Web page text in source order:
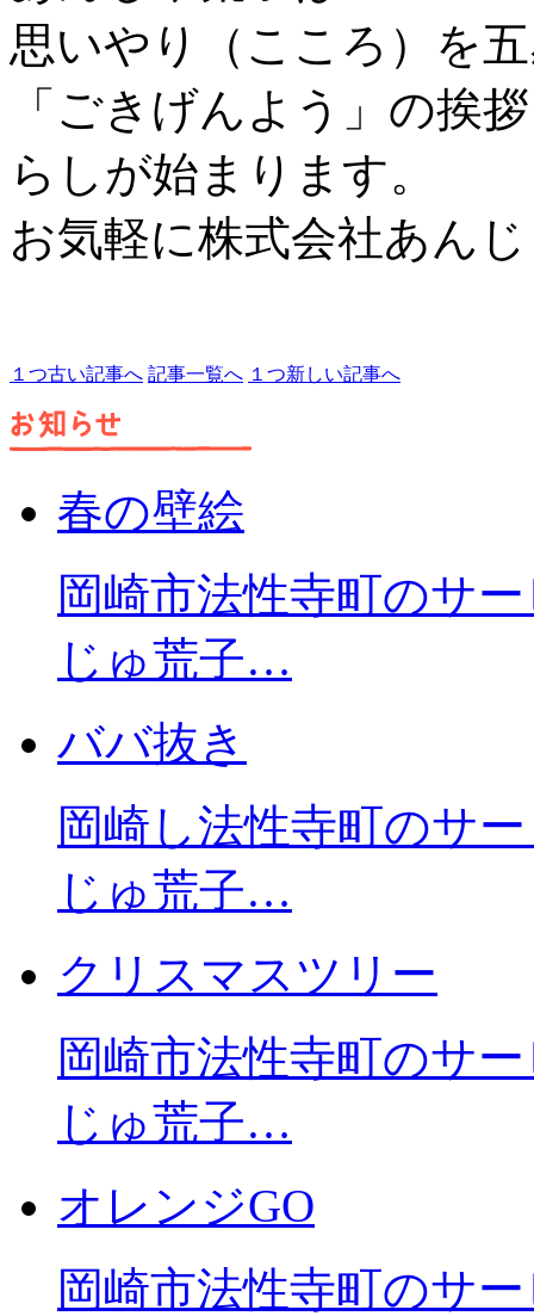
思いやり（こころ）を
「ごきげんよう」の挨
らしが始まります。
お気軽に株式会社あん
１つ古い記事へ 記事一覧へ １つ新しい記事へ
春の壁絵
岡崎市法性寺町のサ
じゅ荒子…
ババ抜き
岡崎し法性寺町のサ
じゅ荒子…
クリスマスツリー
岡崎市法性寺町のサ
じゅ荒子…
オレンジGO
岡崎市法性寺町のサ